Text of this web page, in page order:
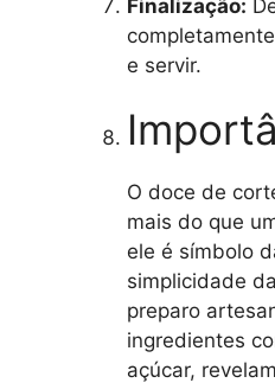
Finalização:
e servir.
O doce de
mais do que
ele é símbolo
simplicidade
preparo
ingredientes
açúcar,